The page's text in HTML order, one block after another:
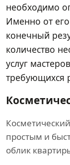
необходимо
Именно от
конечный
количество
услуг
требующихся
простым и
облик